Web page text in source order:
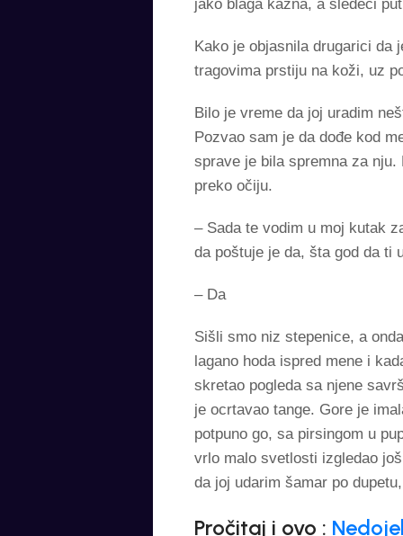
jako blaga kazna, a sledeći
Kako je objasnila drugarici da
tragovima prstiju na koži, uz
Bilo je vreme da joj uradim
Pozvao sam je da dođe kod
sprave je bila spremna za
preko očiju.
– Sada te vodim u moj kutak
da poštuje je da, šta god da ti
– Da
Sišli smo niz stepenice, a
lagano hoda ispred mene i
skretao pogleda sa njene
je ocrtavao tange. Gore je
potpuno go, sa pirsingom u
vrlo malo svetlosti izgledao
da joj udarim šamar po
Pročitaj i ovo :